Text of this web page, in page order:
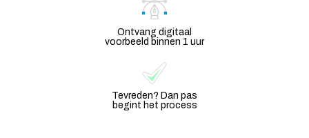
Ontvang digitaal
voorbeeld binnen 1 uur
Tevreden? Dan pas
begint het process